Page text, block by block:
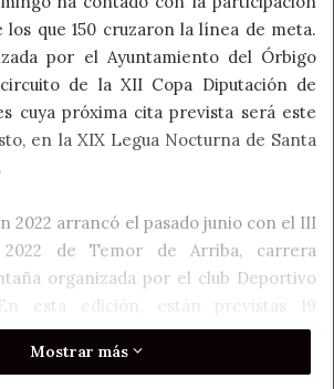
los que 150 cruzaron la línea de meta.
por el Ayuntamiento del Órbigo
de la XII Copa Diputación de
cuya próxima cita prevista será este
en la XIX Legua Nocturna de Santa
2022 arrancó el pasado junio con el III
2022 de Temor de Arriba, carrera
organizada por el club Deportivo
esta edición, están previstas 19
por ayuntamientos, juntas vecinales
con el apoyo de la institución
Mostrar más